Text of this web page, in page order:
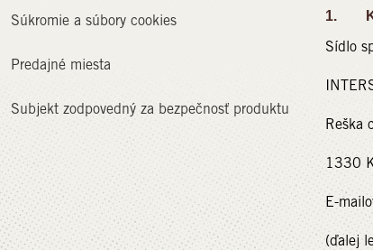
Súkromie a súbory cookies
Predajné miesta
Subjekt zodpovedný za bezpečnosť produktu
1.
Sídlo
Reška
1330
E-
(ďalej